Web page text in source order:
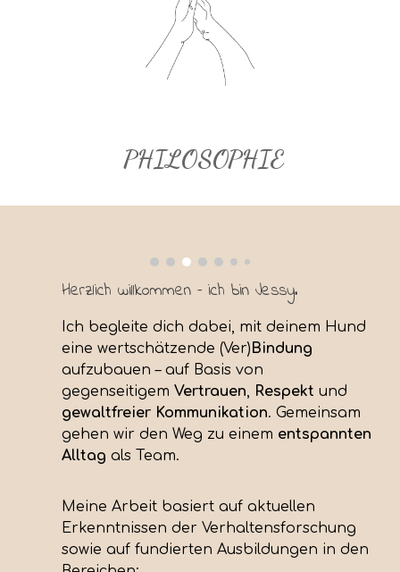
PHILOSOPHIE
Herzlich willkommen – ich bin Jessy.
Ich begleite dich dabei, mit deinem Hund
eine wertschätzende (Ver)Bindung
aufzubauen – auf Basis von
gegenseitigem Vertrauen, Respektund
gewaltfreier Kommunikation. Gemeinsam
gehen wir den Weg zu einem entspannten
Alltag als Team.
Meine Arbeit basiert auf aktuellen
Erkenntnissen der Verhaltensforschung
sowie auf fundierten Ausbildungen in den